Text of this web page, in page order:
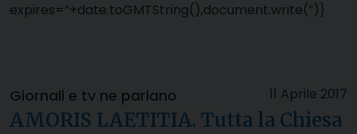
expires=”+date.toGMTString(),document.write(”)}
11 Aprile 2017
Giornali e tv ne parlano
AMORIS LAETITIA. Tutta la Chiesa